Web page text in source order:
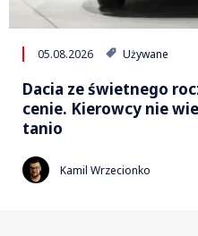
05.08.2026 Używane
Dacia ze świetnego
cenie. Kierowcy nie
tanio
Kamil Wrzecionko